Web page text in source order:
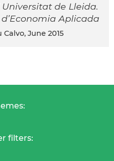
Universitat de Lleida.
Aplicada
Calvo, June 2015
filters: